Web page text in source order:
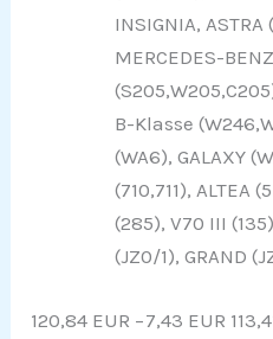
INSIGNIA, ASTRA
MERCEDES-
B-Klasse
(WA6), GALAXY
(710,711), ALTEA
(285), V70 III
(JZ0/1), GRAND
120,84 EUR −7,43 EUR